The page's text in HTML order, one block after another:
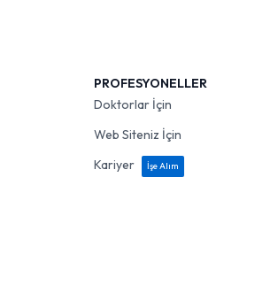
PROFESYONELLER
Doktorlar İçin
Web Siteniz İçin
Kariyer
İşe Alım